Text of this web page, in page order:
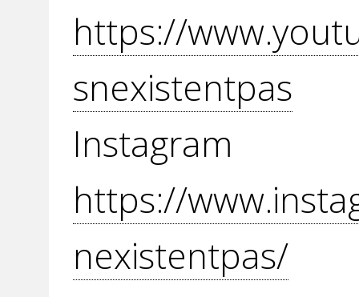
https://
snexistentpas
https://
nexistentpas/